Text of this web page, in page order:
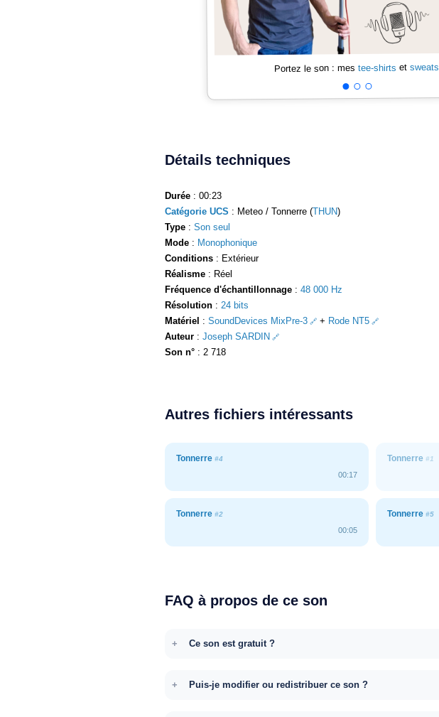
Portez le son : mestee-shirts etsweats
Détails techniques
Durée : 00:23
Catégorie UCS : Meteo / Tonnerre (THUN)
Type : Son seul
Mode : Monophonique
Conditions : Extérieur
Réalisme : Réel
Fréquence d'échantillonnage : 48 000 Hz
Résolution : 24 bits
Matériel : SoundDevices MixPre-3 + Rode NT5
Auteur : Joseph SARDIN
Son n° : 2 718
Autres fichiers intéressants
Tonnerre #4
00:17
Tonnerre #1
Tonnerre #2
00:05
Tonnerre #5
FAQ à propos de ce son
Ce son est gratuit ?
Puis-je modifier ou redistribuer ce son ?